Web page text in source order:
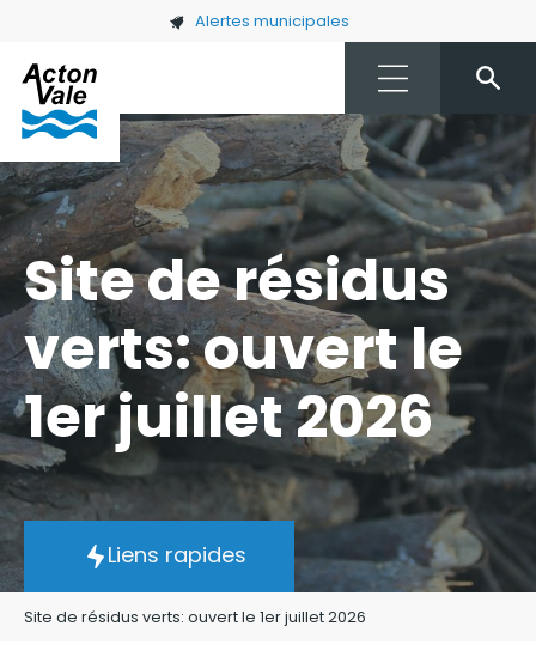
Skip to main content Alertes municipales
Site de résidus
verts: ouvert le
1er juillet 2026
Liens rapides
Site de résidus verts: ouvert le 1er juillet 2026